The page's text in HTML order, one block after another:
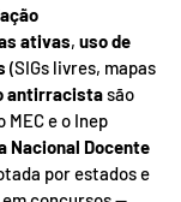
ativas, uso de
(SIGs livres, mapas
antirracista são
e o Inep
Nacional Docente
por estados e